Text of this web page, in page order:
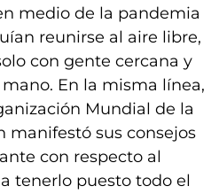
medio de la pandemia
reunirse al aire libre,
con gente cercana y
En la misma línea,
Mundial de la
manifestó sus consejos
con respecto al
tenerlo puesto todo el